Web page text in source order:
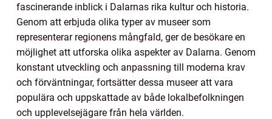
fascinerande inblick i Dalarnas rika kultur och historia.
Genom att erbjuda olika typer av museer som
representerar regionens mångfald, ger de besökare en
möjlighet att utforska olika aspekter av Dalarna. Genom
konstant utveckling och anpassning till moderna krav
och förväntningar, fortsätter dessa museer att vara
populära och uppskattade av både lokalbefolkningen
och upplevelsejägare från hela världen.